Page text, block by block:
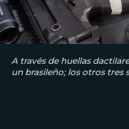
A través de huellas
un brasileño; los otros tres